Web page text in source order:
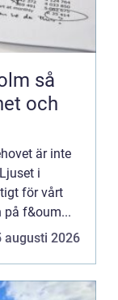
så
och
är inte
i
för vårt
på f&oum...
augusti 2026